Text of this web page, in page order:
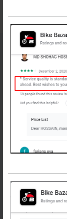
বাইকের অফার,
বাইক বাজার
প্রোফাইল